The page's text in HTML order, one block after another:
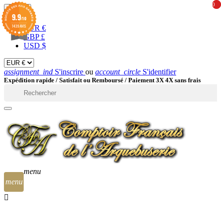
EUR 
EUR €
GBP £
USD $
assignment_ind S'inscrire ou account_circle S'identifier
Expédition rapide / Satisfait ou Remboursé / Paiement 3X 4X sans frais
menu
0
0
menu
9.9/10
1439 AVIS